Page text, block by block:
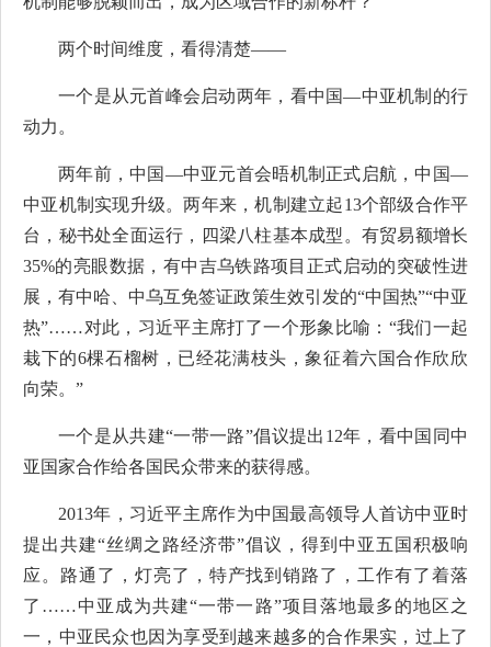
两个时间维度，看得清楚——
一个是从元首峰会启动两年，看中国—中亚机制的行
动力。
两年前，中国—中亚元首会晤机制正式启航，中国—
中亚机制实现升级。两年来，机制建立起13个部级合作平
台，秘书处全面运行，四梁八柱基本成型。有贸易额增长
35%的亮眼数据，有中吉乌铁路项目正式启动的突破性进
展，有中哈、中乌互免签证政策生效引发的“中国热”“中亚
热”……对此，习近平主席打了一个形象比喻：“我们一起
栽下的6棵石榴树，已经花满枝头，象征着六国合作欣欣
向荣。”
一个是从共建“一带一路”倡议提出12年，看中国同中
亚国家合作给各国民众带来的获得感。
2013年，习近平主席作为中国最高领导人首访中亚时
提出共建“丝绸之路经济带”倡议，得到中亚五国积极响
应。路通了，灯亮了，特产找到销路了，工作有了着落
了……中亚成为共建“一带一路”项目落地最多的地区之
一，中亚民众也因为享受到越来越多的合作果实，过上了